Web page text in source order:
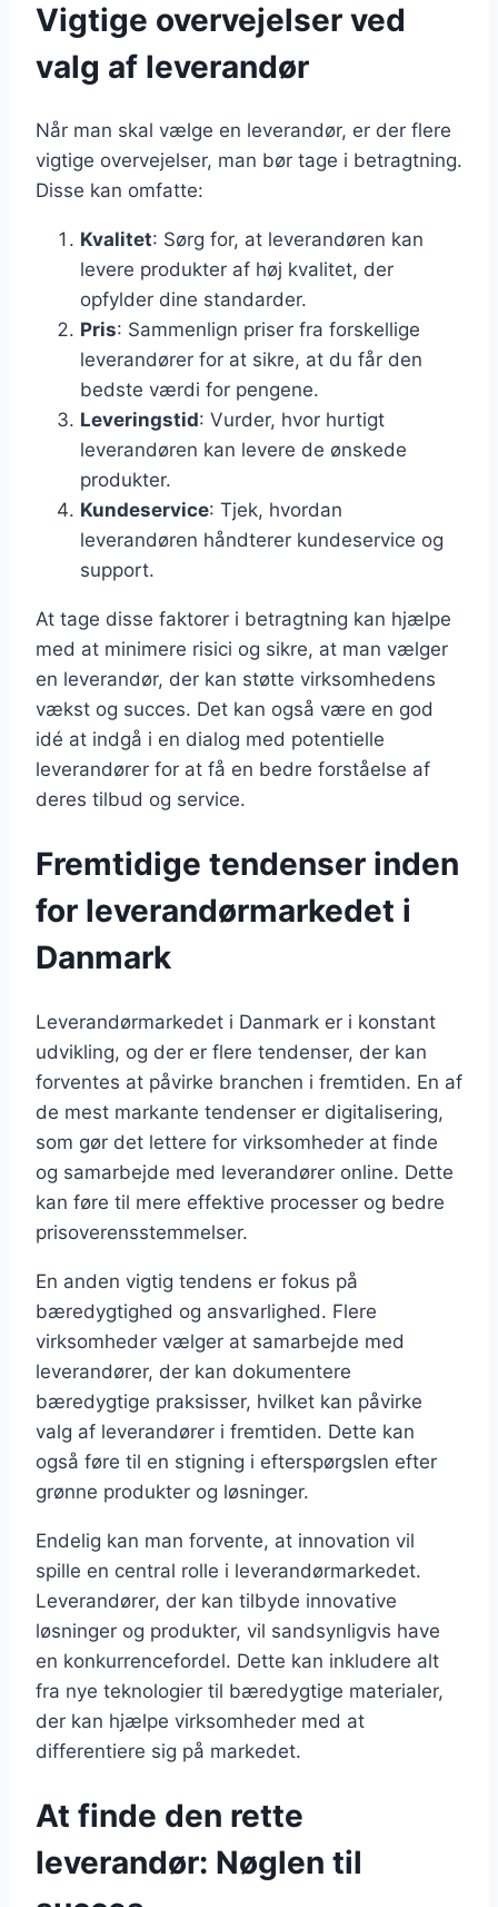
Vigtige overvejelser ved
valg af leverandør
Når man skal vælge en leverandør, er der flere
vigtige overvejelser, man bør tage i betragtning.
Disse kan omfatte:
Kvalitet: Sørg for, at leverandøren kan
levere produkter af høj kvalitet, der
opfylder dine standarder.
Pris: Sammenlign priser fra forskellige
leverandører for at sikre, at du får den
bedste værdi for pengene.
Leveringstid: Vurder, hvor hurtigt
leverandøren kan levere de ønskede
produkter.
Kundeservice: Tjek, hvordan
leverandøren håndterer kundeservice og
support.
At tage disse faktorer i betragtning kan hjælpe
med at minimere risici og sikre, at man vælger
en leverandør, der kan støtte virksomhedens
vækst og succes. Det kan også være en god
idé at indgå i en dialog med potentielle
leverandører for at få en bedre forståelse af
deres tilbud og service.
Fremtidige tendenser inden
for leverandørmarkedet i
Danmark
Leverandørmarkedet i Danmark er i konstant
udvikling, og der er flere tendenser, der kan
forventes at påvirke branchen i fremtiden. En af
de mest markante tendenser er digitalisering,
som gør det lettere for virksomheder at finde
og samarbejde med leverandører online. Dette
kan føre til mere effektive processer og bedre
prisoverensstemmelser.
En anden vigtig tendens er fokus på
bæredygtighed og ansvarlighed. Flere
virksomheder vælger at samarbejde med
leverandører, der kan dokumentere
bæredygtige praksisser, hvilket kan påvirke
valg af leverandører i fremtiden. Dette kan
også føre til en stigning i efterspørgslen efter
grønne produkter og løsninger.
Endelig kan man forvente, at innovation vil
spille en central rolle i leverandørmarkedet.
Leverandører, der kan tilbyde innovative
løsninger og produkter, vil sandsynligvis have
en konkurrencefordel. Dette kan inkludere alt
fra nye teknologier til bæredygtige materialer,
der kan hjælpe virksomheder med at
differentiere sig på markedet.
At finde den rette
leverandør: Nøglen til